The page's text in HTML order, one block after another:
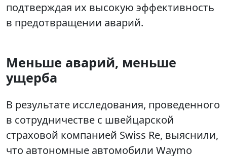
подтверждая их высокую эффективность
в предотвращении аварий.
Меньше аварий, меньше
ущерба
В результате исследования, проведенного
в сотрудничестве с швейцарской
страховой компанией Swiss Re, выяснили,
что автономные автомобили Waymo